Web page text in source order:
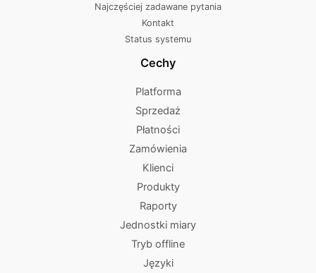
Najczęściej zadawane pytania
Kontakt
Status systemu
Cechy
Platforma
Sprzedaż
Płatności
Zamówienia
Klienci
Produkty
Raporty
Jednostki miary
Tryb offline
Języki